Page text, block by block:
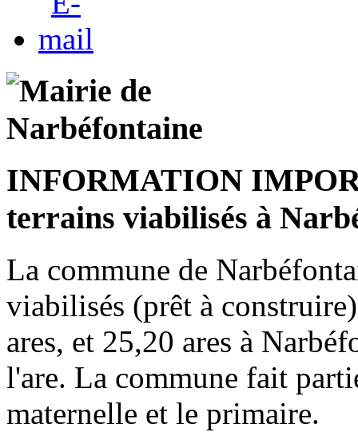
INFORMATION
terrains viabilisés à
La commune de
viabilisés (prêt à
ares, et 25,20 ares à
l'are. La commune fait
maternelle et le primaire.